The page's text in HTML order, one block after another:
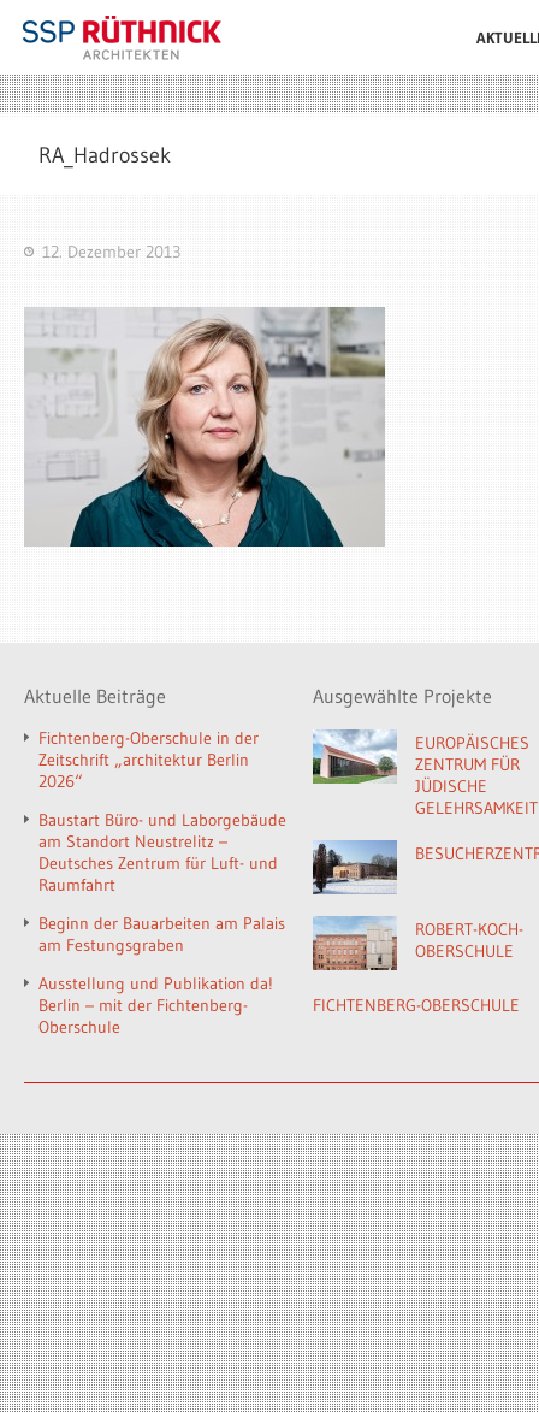
RA_Hadrossek
12. Dezember 2013
Aktuelle Beiträge
Fichtenberg-Oberschule in der
Zeitschrift „architektur Berlin
2026“
Baustart Büro- und Laborgebäude
am Standort Neustrelitz –
Deutsches Zentrum für Luft- und
Raumfahrt
Beginn der Bauarbeiten am Palais
am Festungsgraben
Ausstellung und Publikation da!
Berlin – mit der Fichtenberg-
Oberschule
Ausgewählte Projekte
EUROPÄISCHES
ZENTRUM FÜR
JÜDISCHE
GELEHRSAMKEIT
ROBERT-KOCH-
OBERSCHULE
FICHTENBERG-OBERSCHULE